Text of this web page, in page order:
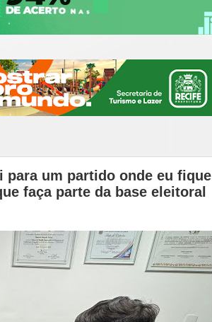
para um partido onde eu fique
faça parte da base eleitoral